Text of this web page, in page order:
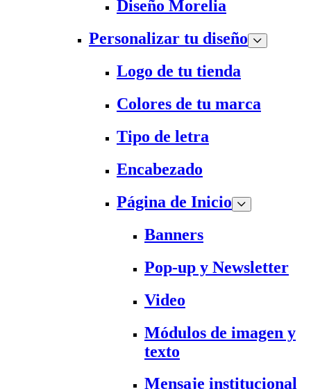
Diseño Morelia
Personalizar tu diseño
Logo de tu tienda
Colores de tu marca
Tipo de letra
Encabezado
Página de Inicio
Banners
Pop-up y Newsletter
Video
Módulos de imagen y
texto
Mensaje institucional